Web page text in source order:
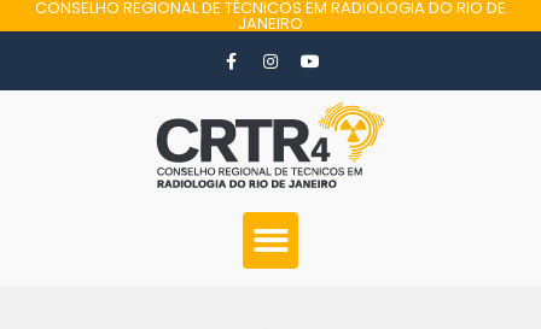
CONSELHO REGIONAL DE TÉCNICOS EM RADIOLOGIA DO RIO DE
JANEIRO